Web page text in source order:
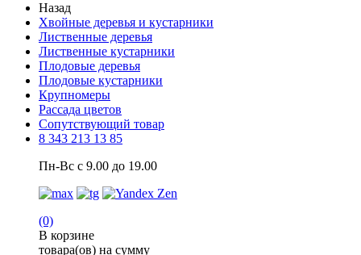
Назад
Хвойные деревья и кустарники
Лиственные деревья
Лиственные кустарники
Плодовые деревья
Плодовые кустарники
Крупномеры
Рассада цветов
Сопутствующий товар
8 343 213 13 85
Пн-Вс с 9.00 до 19.00
(0)
В корзине
товара(ов) на сумму